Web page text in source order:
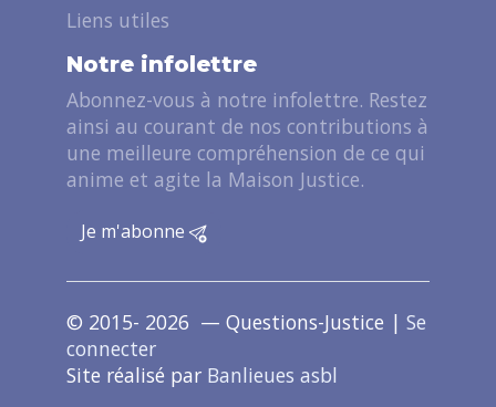
Liens utiles
Notre infolettre
Abonnez-vous à notre infolettre. Restez
ainsi au courant de nos contributions à
une meilleure compréhension de ce qui
anime et agite la Maison Justice.
Je m'abonne
© 2015- 2026 — Questions-Justice | Se
connecter
Site réalisé par Banlieues asbl